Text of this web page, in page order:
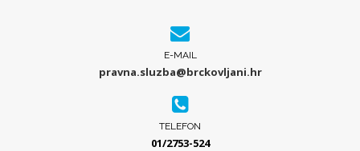
E-MAIL
pravna.sluzba@brckovljani.hr
TELEFON
01/2753-524